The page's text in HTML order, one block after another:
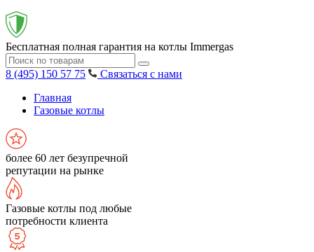
Бесплатная полная гарантия на котлы Immergas
8 (495) 150 57 75
Связаться с нами
Главная
Газовые котлы
более 60 лет безупречной
репутации на рынке
Газовые котлы под любые
потребности клиента